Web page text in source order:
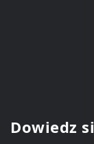
Dowiedz